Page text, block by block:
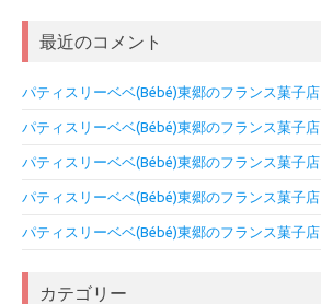
最近のコメント
パティスリーベベ(Bébé)東郷のフランス菓子店
パティスリーベベ(Bébé)東郷のフランス菓子店
パティスリーベベ(Bébé)東郷のフランス菓子店
パティスリーベベ(Bébé)東郷のフランス菓子店
パティスリーベベ(Bébé)東郷のフランス菓子店
カテゴリー